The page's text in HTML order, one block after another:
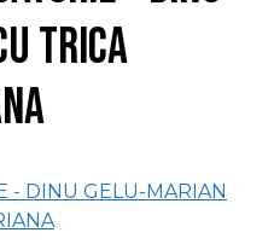
TRICA
- DINU GELU-MARIAN